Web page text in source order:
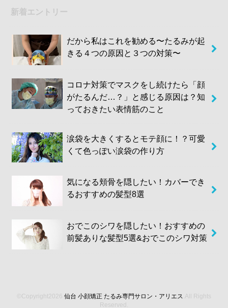
新着エントリー
だから私はこれを勧める〜たるみが起
きる４つの原因と３つの対策〜
コロナ対策でマスクをし続けたら「顔
がたるんだ…？」と感じる原因は？知
っておきたい表情筋のこと
涙袋を大きくするとモテ顔に！？可愛
くて色っぽい涙袋の作り方
気になる頬骨を隠したい！カバーでき
るおすすめの髪型8選
おでこのシワを隠したい！おすすめの
前髪ありな髪型5選&おでこのシワ対策
©Copyright2026 仙台 小顔矯正 たるみ専門サロン・アリエス .All Rights
Reserved.